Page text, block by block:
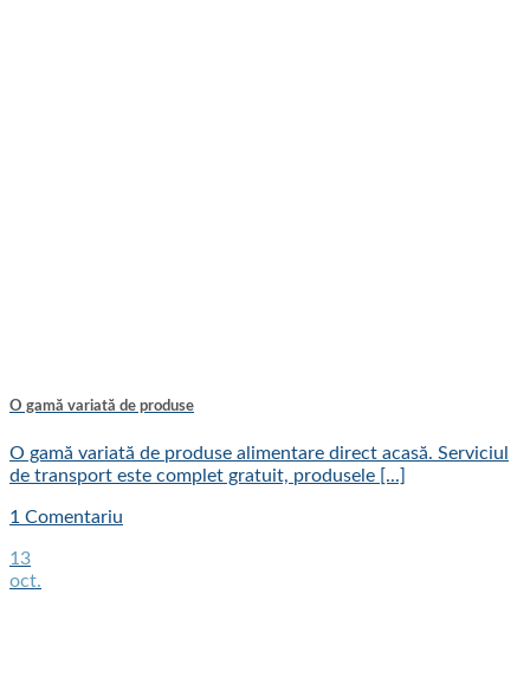
O gamă variată de produse
O gamă variată de produse alimentare direct acasă. Serviciul
de transport este complet gratuit, produsele [...]
1 Comentariu
13
oct.